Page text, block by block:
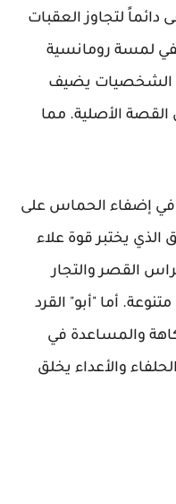
لتجاوز العقبات
لمسة رومانسية
الشخصيات يضيف
القصة الأصلية. مما
في إضفاء الحماس على
الذي يختبر قوة علاء
القصر والتجار
أما "أبو" القرد
والمساعدة في
والأعداء يخلق